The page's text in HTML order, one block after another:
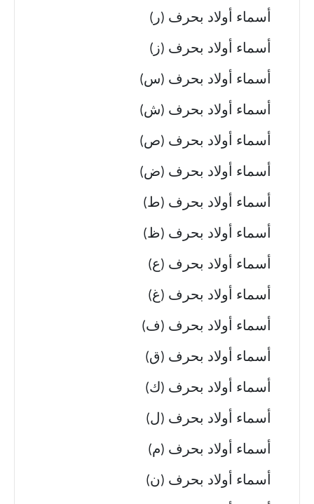
أسماء أولاد بحرف (ر)
أسماء أولاد بحرف (ز)
أسماء أولاد بحرف (س)
أسماء أولاد بحرف (ش)
أسماء أولاد بحرف (ص)
أسماء أولاد بحرف (ض)
أسماء أولاد بحرف (ط)
أسماء أولاد بحرف (ظ)
أسماء أولاد بحرف (ع)
أسماء أولاد بحرف (غ)
أسماء أولاد بحرف (ف)
أسماء أولاد بحرف (ق)
أسماء أولاد بحرف (ك)
أسماء أولاد بحرف (ل)
أسماء أولاد بحرف (م)
أسماء أولاد بحرف (ن)